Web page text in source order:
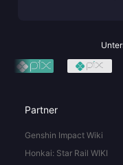
Partner
Genshin Impact Wiki
Honkai: Star Rail WIKI